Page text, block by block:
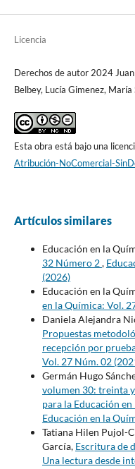
Licencia
Derechos de autor 2024
Belbey, Lucía Gimenez, María
Esta obra está bajo una
Atribución-NoComercial-
Artículos similares
Educación en la
32 Número 2,
(2026)
Educación en la
en la Química: Vol.
Daniela Alejandra
Propuestas
recepción por
Vol. 27 Núm. 02
Germán Hugo
volumen 30: treinta
para la Educación
Educación en la
Tatiana Hilen Pujol-
García, Escritura de
Una lectura desde